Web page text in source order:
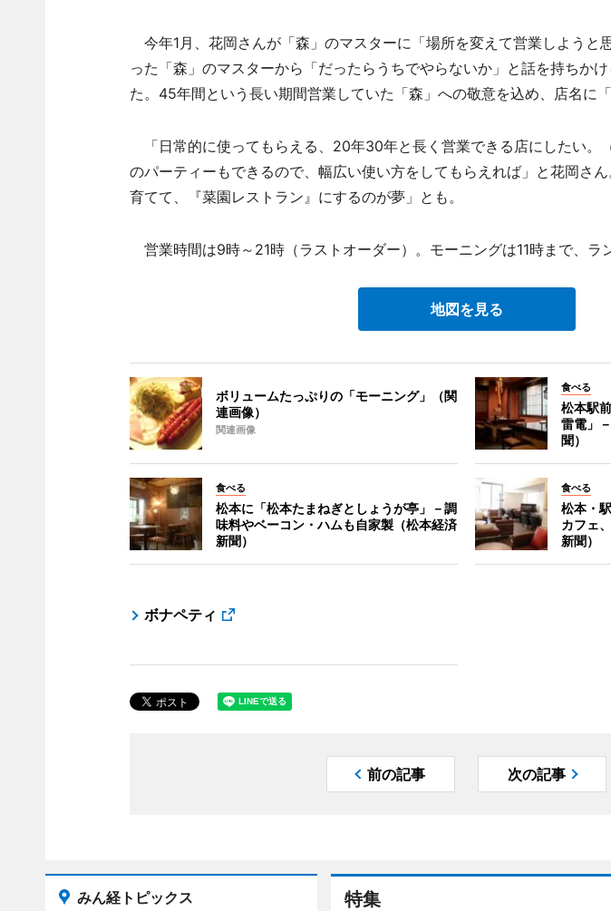
今年1月、花岡さんが「森」のマスターに「場所を変えて営業しようと
った「森」のマスターから「だったらうちでやらないか」と話を持ちか
た。45年間という長い期間営業していた「森」への敬意を込め、店名に
「日常的に使ってもらえる、20年30年と長く営業できる店にしたい。
のパーティーもできるので、幅広い使い方をしてもらえれば」と花岡さ
育てて、『菜園レストラン』にするのが夢」とも。
営業時間は9時～21時（ラストオーダー）。モーニングは11時まで、ラ
地図を見る
ボリュームたっぷりの「モーニング」（関
連画像）
関連画像
食べる
松本駅
雷電」
聞）
食べる
松本に「松本たまねぎとしょうが亭」－調
味料やベーコン・ハムも自家製（松本経済
新聞）
食べる
松本・
カフェ
新聞）
ボナペティ
前の記事 次の記事
特集
みん経トピックス